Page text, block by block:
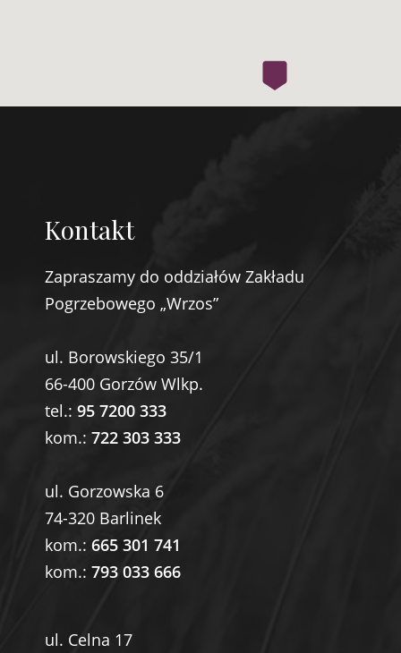
Kontakt
Zapraszamy do oddziałów Zakładu
Pogrzebowego „Wrzos”
ul. Borowskiego 35/1
66-400 Gorzów Wlkp.
tel.: 95 7200 333
kom.: 722 303 333
ul. Gorzowska 6
74-320 Barlinek
kom.: 665 301 741
kom.: 793 033 666
ul. Celna 17